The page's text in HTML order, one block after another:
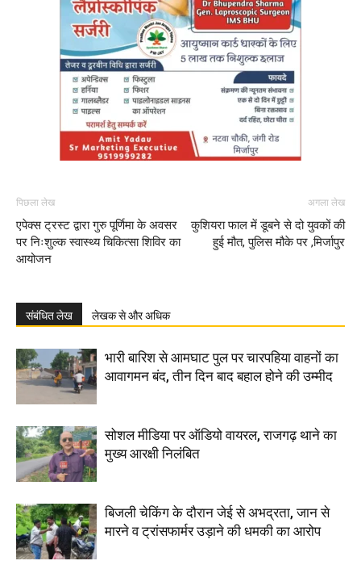
पिछला लेख
एपेक्स ट्रस्ट द्वारा गुरु पूर्णिमा के अवसर
पर निःशुल्क स्वास्थ्य चिकित्सा शिविर का
आयोजन
अगला लेख
कुशियरा फाल में डूबने से दो युवकों की
हुई मौत, पुलिस मौके पर ,मिर्जापुर
संबंधित लेख लेखक से और अधिक
भारी बारिश से आमघाट पुल पर चारपहिया वाहनों का
आवागमन बंद, तीन दिन बाद बहाल होने की उम्मीद
सोशल मीडिया पर ऑडियो वायरल, राजगढ़ थाने का
मुख्य आरक्षी निलंबित
बिजली चेकिंग के दौरान जेई से अभद्रता, जान से
मारने व ट्रांसफार्मर उड़ाने की धमकी का आरोप